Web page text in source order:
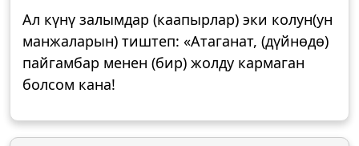
Ал күнү залымдар (каапырлар) эки колун(ун
манжаларын) тиштеп: «Атаганат, (дүйнөдө)
пайгамбар менен (бир) жолду кармаган
болсом кана!